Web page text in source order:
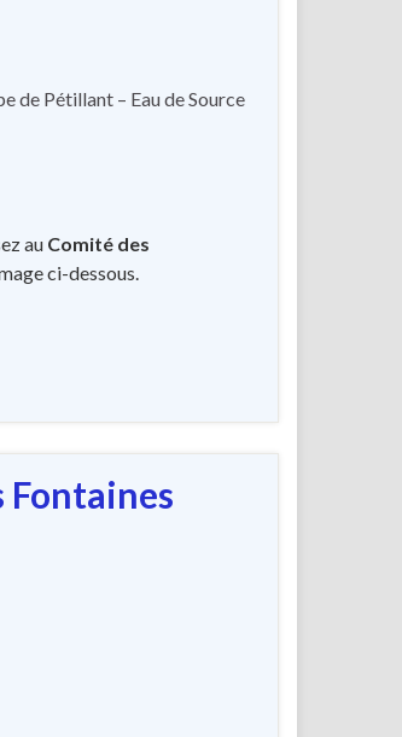
de Pétillant – Eau de Source
au Comité des
ci-dessous.
Fontaines